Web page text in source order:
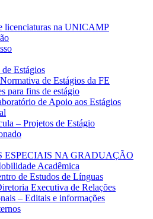
licenciaturas na UNICAMP
Estágios
de Estágios da FE
para fins de estágio
de Apoio aos Estágios
– Projetos de Estágio
ESPECIAIS NA GRADUAÇÃO
Acadêmica
de Estudos de Línguas
Executiva de Relações
– Editais e informações